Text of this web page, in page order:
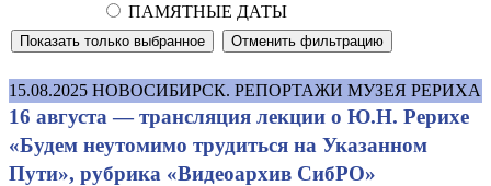
ПАМЯТНЫЕ ДАТЫ
15.08.2025 НОВОСИБИРСК. РЕПОРТАЖИ МУЗЕЯ РЕРИХА
16 августа — трансляция лекции о Ю.Н. Рерихе
«Будем неутомимо трудиться на Указанном
Пути», рубрика «Видеоархив СибРО»